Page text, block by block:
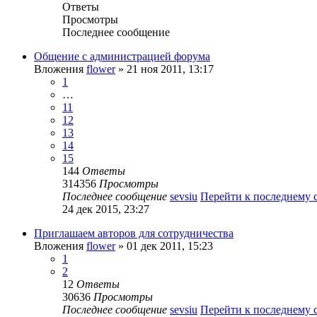
Ответы
Просмотры
Последнее сообщение
Общение с администрацией форума
Вложения flower» 21 ноя 2011, 13:17
1
…
11
12
13
14
15
144 Ответы
314356 Просмотры
Последнее сообщение sevsiu Перейти к последнему
24 дек 2015, 23:27
Приглашаем авторов для сотрудничества
Вложения flower» 01 дек 2011, 15:23
1
2
12 Ответы
30636 Просмотры
Последнее сообщение sevsiu Перейти к последнему